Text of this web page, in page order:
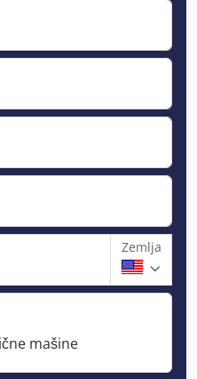
Zemlja
mašine